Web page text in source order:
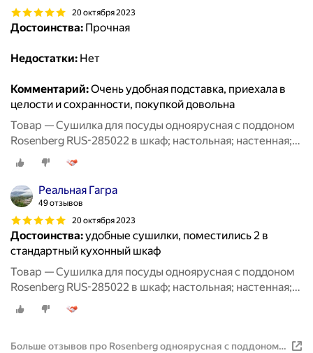
20 октября 2023
Достоинства: Прочная
Недостатки: Нет
Комментарий:Очень удобная подставка, приехала в
целости и сохранности, покупкой довольна
Товар — Сушилка для посуды одноярусная с поддоном
Rosenberg RUS-285022 в шкаф; настольная; настенная;
для столовых приборов; для стаканов; сушка для
посуды; посудосушитель; металлическая
Реальная Гагра
49 отзывов
20 октября 2023
Достоинства:удобные сушилки, поместились 2 в
стандартный кухонный шкаф
Товар — Сушилка для посуды одноярусная с поддоном
Rosenberg RUS-285022 в шкаф; настольная; настенная;
для столовых приборов; для стаканов; сушка для
посуды; посудосушитель; металлическая
Больше отзывов про Rosenberg одноярусная с поддоном,